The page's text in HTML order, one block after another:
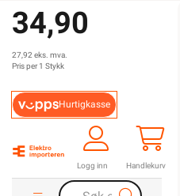
34,90
27,92 eks. mva.
Pris per 1 Stykk
Hurtigkasse
Logg inn Handlekurv